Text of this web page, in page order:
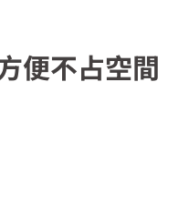
便不占空間